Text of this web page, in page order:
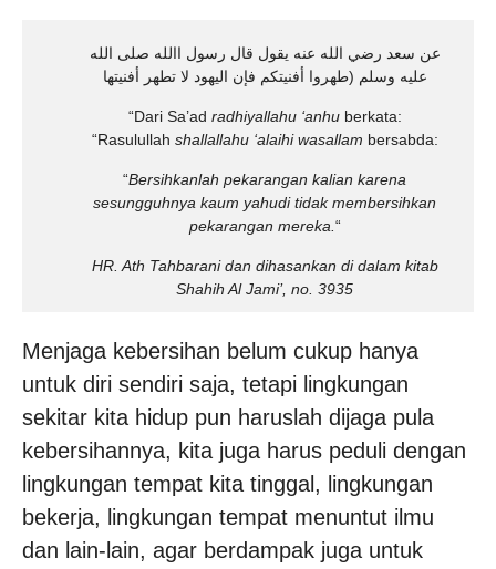
عن سعد رضي الله عنه يقول قال رسول االله صلى الله
عليه وسلم (طهروا أفنيتكم فإن اليهود لا تطهر أفنيتها
“Dari Sa’ad radhiyallahu ‘anhuberkata:
“Rasulullah shallallahu ‘alaihi wasallam bersabda:
“Bersihkanlah pekarangan kalian karena
sesungguhnya kaum yahudi tidak membersihkan
pekarangan mereka. “
HR. Ath Tahbarani dan dihasankan di dalam kitab
Shahih Al Jami’, no. 3935
Menjaga kebersihan belum cukup hanya
untuk diri sendiri saja, tetapi lingkungan
sekitar kita hidup pun haruslah dijaga pula
kebersihannya, kita juga harus peduli dengan
lingkungan tempat kita tinggal, lingkungan
bekerja, lingkungan tempat menuntut ilmu
dan lain-lain, agar berdampak juga untuk